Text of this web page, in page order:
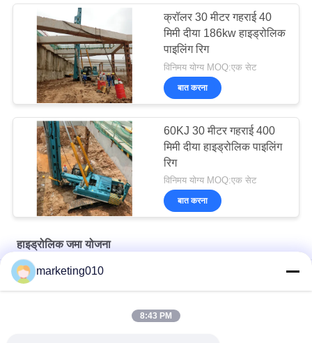
क्रॉलर 30 मीटर गहराई 40
मिमी दीया 186kw हाइड्रोलिक
पाइलिंग रिग
विनिमय योग्य MOQ:एक सेट
बात करना
60KJ 30 मीटर गहराई 400
मिमी दीया हाइड्रोलिक पाइलिंग
रिग
विनिमय योग्य MOQ:एक सेट
बात करना
हाइड्रोलिक जमा योजना
एसयू सीरीज़ बहुक्रियाशील ट्रैक किए गए ढेर फ्रेम
marketing010
8:43 PM